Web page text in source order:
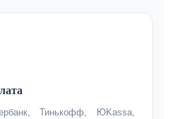
Тинькофф, ЮKassa,